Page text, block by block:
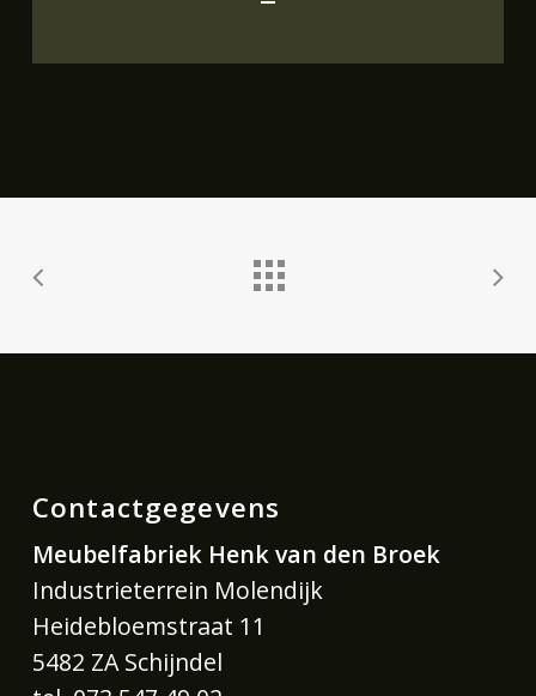
Contactgegevens
Meubelfabriek Henk van den Broek
Industrieterrein Molendijk
Heidebloemstraat 11
5482 ZA Schijndel